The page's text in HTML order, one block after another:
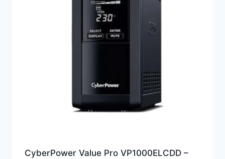
CyberPower Value Pro VP1000ELCDD –